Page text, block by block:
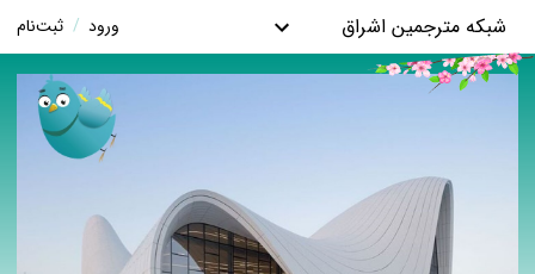
شبکه مترجمین اشراق ورود / ثبت‌نام